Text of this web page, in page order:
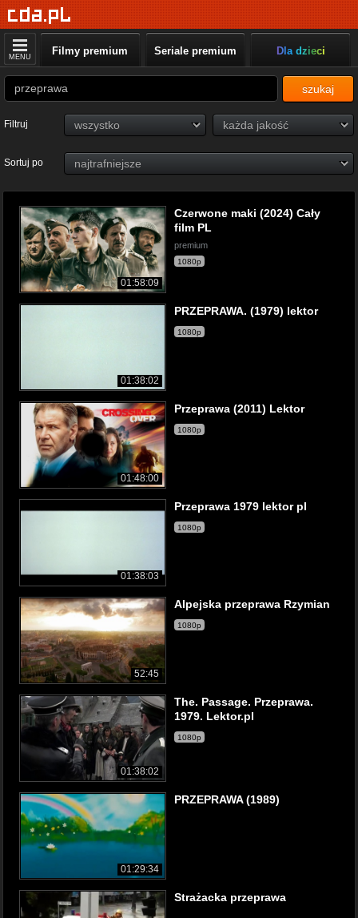
MENU Filmy premium Seriale premium Dla dzieci
szukaj
Filtruj
Sortuj po
01:58:09
Czerwone maki (2024) Cały
film PL
premium
1080p
01:38:02
PRZEPRAWA. (1979) lektor
1080p
01:48:00
Przeprawa (2011) Lektor
1080p
01:38:03
Przeprawa 1979 lektor pl
1080p
52:45
Alpejska przeprawa Rzymian
1080p
01:38:02
The. Passage. Przeprawa.
1979. Lektor.pl
1080p
01:29:34
PRZEPRAWA (1989)
Strażacka przeprawa